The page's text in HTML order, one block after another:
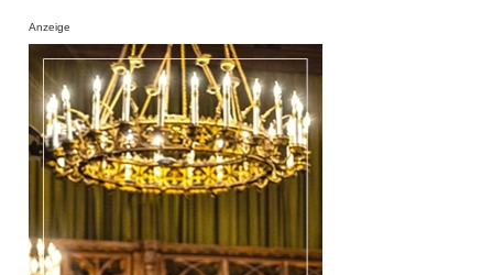
Anzeige